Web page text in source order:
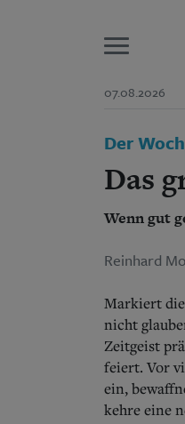
07.08.2026
Start
Archiv
Der
Das
Wenn gut
Reinhard
Markiert
nicht
Zeitgeist
feiert. Vor
ein,
kehre eine